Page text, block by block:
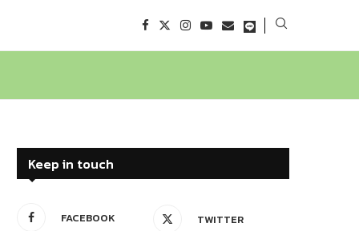
Keep in touch
FACEBOOK TWITTER